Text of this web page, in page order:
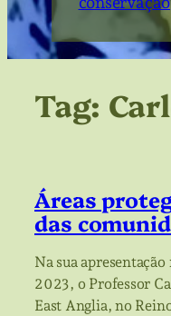
Tag:
Áreas
das
Na sua
2023, o Professor
East Anglia, no